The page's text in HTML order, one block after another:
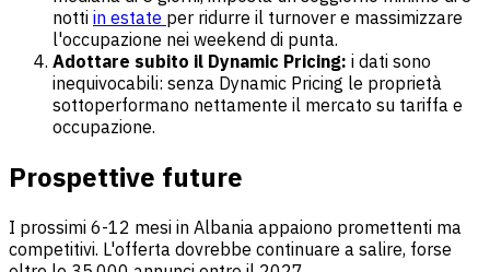
notti in estate per ridurre il turnover e massimizzare
l'occupazione nei weekend di punta.
Adottare subito il Dynamic Pricing: i dati sono
inequivocabili: senza Dynamic Pricing le proprietà
sottoperformano nettamente il mercato su tariffa e
occupazione.
Prospettive future
I prossimi 6-12 mesi in Albania appaiono promettenti ma
competitivi. L'offerta dovrebbe continuare a salire, forse